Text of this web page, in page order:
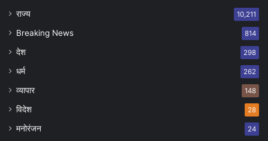
राज्य 10,211
Breaking News 814
देश 298
धर्म 262
व्यापार 148
विदेश 28
मनोरंजन 24